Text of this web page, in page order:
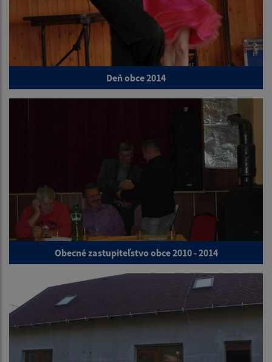
Deň obce 2014
Obecné zastupiteľstvo obce 2010 - 2014